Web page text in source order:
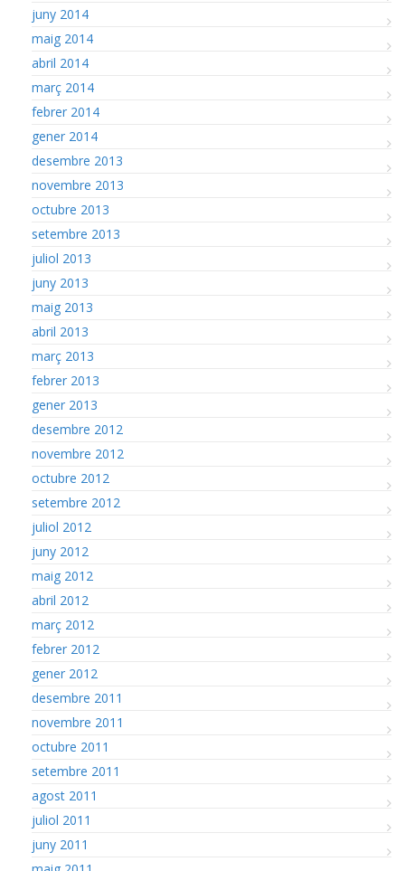
juny 2014
maig 2014
abril 2014
març 2014
febrer 2014
gener 2014
desembre 2013
novembre 2013
octubre 2013
setembre 2013
juliol 2013
juny 2013
maig 2013
abril 2013
març 2013
febrer 2013
gener 2013
desembre 2012
novembre 2012
octubre 2012
setembre 2012
juliol 2012
juny 2012
maig 2012
abril 2012
març 2012
febrer 2012
gener 2012
desembre 2011
novembre 2011
octubre 2011
setembre 2011
agost 2011
juliol 2011
juny 2011